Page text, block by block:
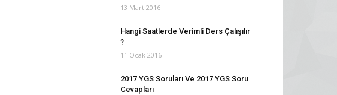
13 Mart 2016
Hangi Saatlerde Verimli Ders Çalışılır
?
11 Ocak 2016
2017 YGS Soruları Ve 2017 YGS Soru
Cevapları